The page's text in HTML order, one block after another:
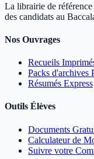
La librairie de
des candidats au
Nos Ouvrages
Recueils
Packs d'archives
Résumés Express
Outils Élèves
Documents
Calculateur de
Suivre votre